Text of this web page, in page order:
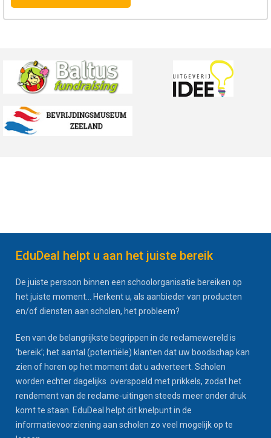
EduDeal helpt u aan het juiste bereik
De juiste persoon binnen een schoolorganisatie bereiken op
het juiste moment... Herkent u, als aanbieder van producten
en/of diensten aan scholen, het probleem?
Een van de belangrijkste begrippen in de reclamewereld is
‘bereik’; het aantal (potentiële) klanten dat uw boodschap kan
zien of horen op het moment dat u adverteert. Scholen
worden echter dagelijks overspoeld met prikkels, zodat het
rendement van de reclame-uitingen steeds meer onder druk
komt te staan. EduDeal helpt dit knelpunt in de
informatievoorziening aan scholen zo veel mogelijk op te